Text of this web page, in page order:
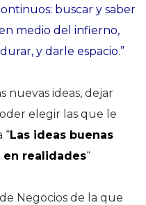
buscar y saber
medio del infierno,
y darle espacio.”
nuevas ideas, dejar
elegir las que le
“Las ideas buenas
en realidades“
Negocios de la que